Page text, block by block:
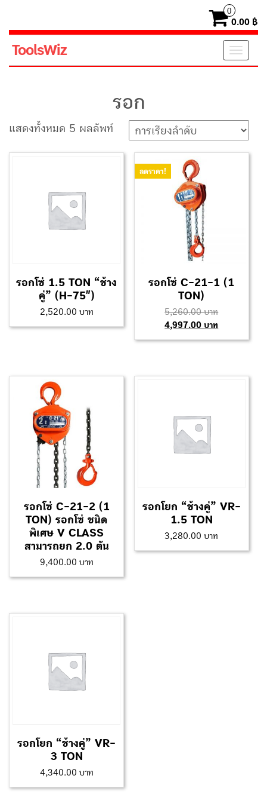
0
0.00 ฿
ToolsWiz
รอก
แสดงทั้งหมด 5 ผลลัพท์
รอกโซ่ 1.5 TON “ช้าง
คู่” (H-75″)
2,520.00
ลดราคา!
รอกโซ่ C-21-1 (1
TON)
5,260.00
4,997.00
รอกโซ่ C-21-2 (1
TON) รอกโซ่ ชนิด
พิเศษ V CLASS
สามารถยก 2.0 ตัน
9,400.00
รอกโยก “ช้างคู่” VR-
1.5 TON
3,280.00
รอกโยก “ช้างคู่” VR-
3 TON
4,340.00